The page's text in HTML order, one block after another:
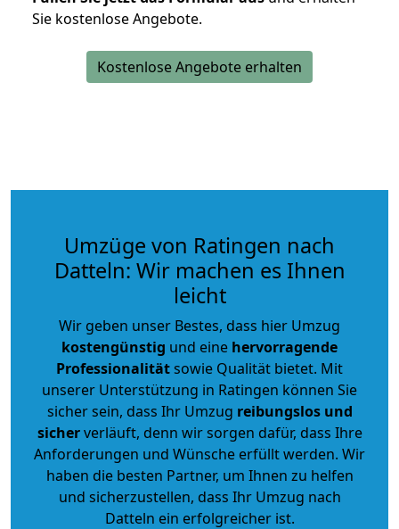
Sie kostenlose Angebote.
Kostenlose Angebote erhalten
Umzüge von Ratingen nach
Datteln: Wir machen es Ihnen
leicht
Wir geben unser Bestes, dass hier Umzug
kostengünstig und eine hervorragende
Professionalitätsowie Qualität bietet. Mit
unserer Unterstützung in Ratingen können Sie
sicher sein, dass Ihr Umzug reibungslos und
sicherverläuft, denn wir sorgen dafür, dass Ihre
Anforderungen und Wünsche erfüllt werden. Wir
haben die besten Partner, um Ihnen zu helfen
und sicherzustellen, dass Ihr Umzug nach
Datteln ein erfolgreicher ist.